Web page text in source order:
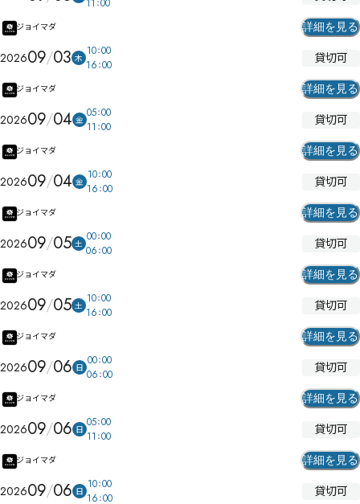
11 00
ジョイマダ 詳細を見る
202609 03 木 10 00
16 00 貸切可
ジョイマダ 詳細を見る
202609 04 金 05 00
11 00 貸切可
ジョイマダ 詳細を見る
202609 04 金 10 00
16 00 貸切可
ジョイマダ 詳細を見る
202609 05 土 00 00
06 00 貸切可
ジョイマダ 詳細を見る
202609 05 土 10 00
16 00 貸切可
ジョイマダ 詳細を見る
202609 06 日 00 00
06 00 貸切可
ジョイマダ 詳細を見る
202609 06 日 05 00
11 00 貸切可
ジョイマダ 詳細を見る
202609 06 日 10 00
16 00 貸切可